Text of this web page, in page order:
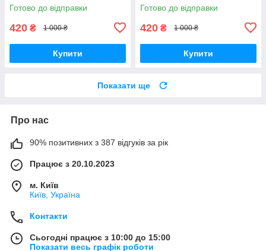
Готово до відправки
420 ₴ 1 000 ₴
Купити
Готово до відправки
420 ₴ 1 000 ₴
Купити
Показати ще
Про нас
90% позитивних з 387 відгуків за рік
Працює з 20.10.2023
м. Київ
Київ, Україна
Контакти
Сьогодні працює з 10:00 до 15:00
Показати весь графік роботи